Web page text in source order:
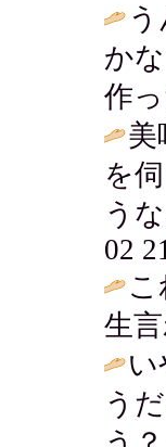
か
作
を
う
02
生
う